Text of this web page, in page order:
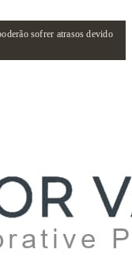
sofrer atrasos devido